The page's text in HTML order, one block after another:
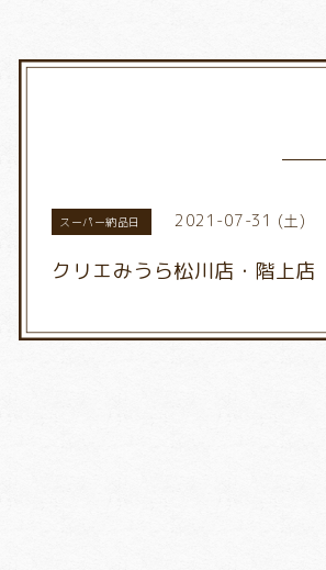
スーパー納品日 2021-07-31 (土)
クリエみうら松川店・階上店